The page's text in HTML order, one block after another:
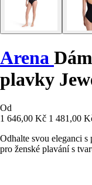
Arena
plavky
Od
1 646,00 Kč 1 481,00
Odhalte svou eleganci
pro ženské plavání s